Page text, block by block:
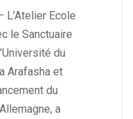
L’Atelier Ecole
le Sanctuaire
du
Arafasha et
du
a